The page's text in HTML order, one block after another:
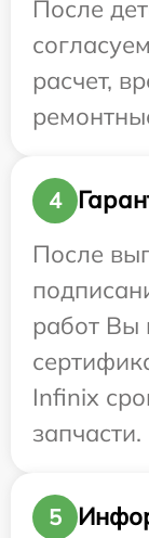
После
расчет,
4
После
работ Вы
Infinix
запчасти.
5